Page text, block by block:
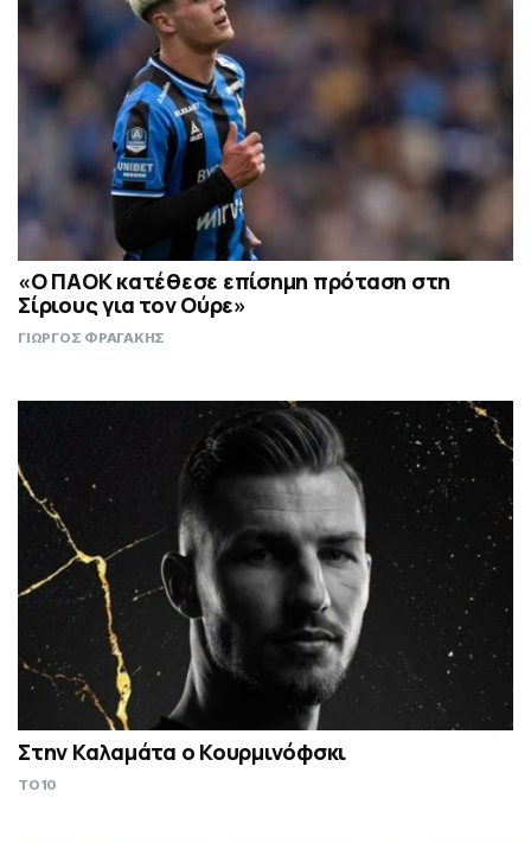
«Ο ΠΑΟΚ κατέθεσε επίσημη πρόταση στη
Σίριους για τον Ούρε»
ΓΙΩΡΓΟΣ ΦΡΑΓΑΚΗΣ
Στην Καλαμάτα ο Κουρμινόφσκι
TO10